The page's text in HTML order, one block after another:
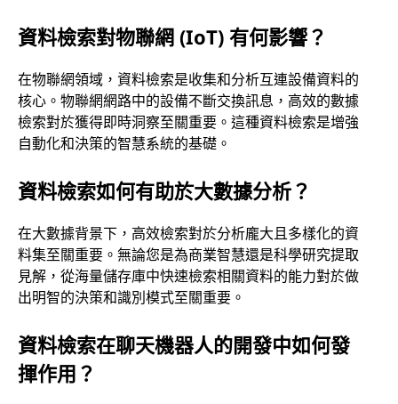
資料檢索對物聯網 (IoT) 有何影響？
在物聯網領域，資料檢索是收集和分析互連設備資料的
核心。物聯網網路中的設備不斷交換訊息，高效的數據
檢索對於獲得即時洞察至關重要。這種資料檢索是增強
自動化和決策的智慧系統的基礎。
資料檢索如何有助於大數據分析？
在大數據背景下，高效檢索對於分析龐大且多樣化的資
料集至關重要。無論您是為商業智慧還是科學研究提取
見解，從海量儲存庫中快速檢索相關資料的能力對於做
出明智的決策和識別模式至關重要。
資料檢索在聊天機器人的開發中如何發
揮作用？